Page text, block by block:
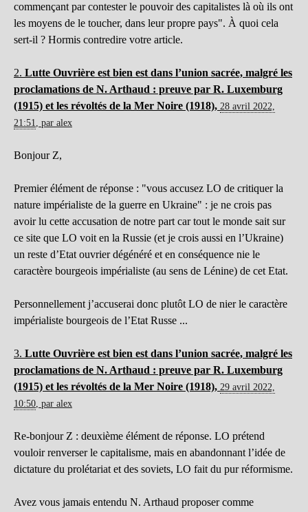
commençant par contester le pouvoir des capitalistes là où ils ont
les moyens de le toucher, dans leur propre pays". À quoi cela
sert-il ? Hormis contredire votre article.
2. Lutte Ouvrière est bien est dans l’union sacrée, malgré les
proclamations de N. Arthaud : preuve par R. Luxemburg
(1915) et les révoltés de la Mer Noire (1918), 28 avril 2022,
21:51, par alex
Bonjour Z,
Premier élément de réponse : "vous accusez LO de critiquer la
nature impérialiste de la guerre en Ukraine" : je ne crois pas
avoir lu cette accusation de notre part car tout le monde sait sur
ce site que LO voit en la Russie (et je crois aussi en l’Ukraine)
un reste d’Etat ouvrier dégénéré et en conséquence nie le
caractère bourgeois impérialiste (au sens de Lénine) de cet Etat.
Personnellement j’accuserai donc plutôt LO de nier le caractère
impérialiste bourgeois de l’Etat Russe ...
3. Lutte Ouvrière est bien est dans l’union sacrée, malgré les
proclamations de N. Arthaud : preuve par R. Luxemburg
(1915) et les révoltés de la Mer Noire (1918), 29 avril 2022,
10:50, par alex
Re-bonjour Z : deuxième élément de réponse. LO prétend
vouloir renverser le capitalisme, mais en abandonnant l’idée de
dictature du prolétariat et des soviets, LO fait du pur réformisme.
Avez vous jamais entendu N. Arthaud proposer comme